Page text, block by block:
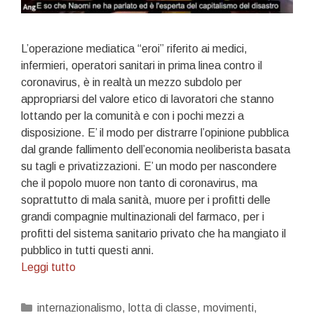
L’operazione mediatica “eroi” riferito ai medici,
infermieri, operatori sanitari in prima linea contro il
coronavirus, è in realtà un mezzo subdolo per
appropriarsi del valore etico di lavoratori che stanno
lottando per la comunità e con i pochi mezzi a
disposizione. E’ il modo per distrarre l’opinione pubblica
dal grande fallimento dell’economia neoliberista basata
su tagli e privatizzazioni. E’ un modo per nascondere
che il popolo muore non tanto di coronavirus, ma
soprattutto di mala sanità, muore per i profitti delle
grandi compagnie multinazionali del farmaco, per i
profitti del sistema sanitario privato che ha mangiato il
pubblico in tutti questi anni.
Leggi tuttoChi
Categorie
internazionalismo, lotta di classe, movimenti,